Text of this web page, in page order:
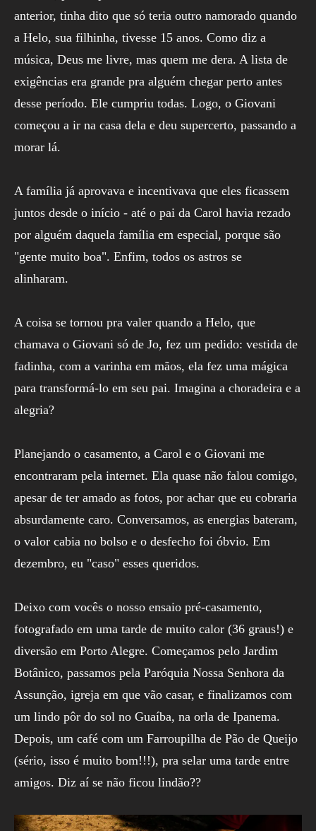
anterior, tinha dito que só teria outro namorado quando
a Helo, sua filhinha, tivesse 15 anos. Como diz a
música, Deus me livre, mas quem me dera. A lista de
exigências era grande pra alguém chegar perto antes
desse período. Ele cumpriu todas. Logo, o Giovani
começou a ir na casa dela e deu supercerto, passando a
morar lá.
A família já aprovava e incentivava que eles ficassem
juntos desde o início - até o pai da Carol havia rezado
por alguém daquela família em especial, porque são
"gente muito boa". Enfim, todos os astros se
alinharam.
A coisa se tornou pra valer quando a Helo, que
chamava o Giovani só de Jo, fez um pedido: vestida de
fadinha, com a varinha em mãos, ela fez uma mágica
para transformá-lo em seu pai. Imagina a choradeira e a
alegria?
Planejando o casamento, a Carol e o Giovani me
encontraram pela internet. Ela quase não falou comigo,
apesar de ter amado as fotos, por achar que eu cobraria
absurdamente caro. Conversamos, as energias bateram,
o valor cabia no bolso e o desfecho foi óbvio. Em
dezembro, eu "caso" esses queridos.
Deixo com vocês o nosso ensaio pré-casamento,
fotografado em uma tarde de muito calor (36 graus!) e
diversão em Porto Alegre. Começamos pelo Jardim
Botânico, passamos pela Paróquia Nossa Senhora da
Assunção, igreja em que vão casar, e finalizamos com
um lindo pôr do sol no Guaíba, na orla de Ipanema.
Depois, um café com um Farroupilha de Pão de Queijo
(sério, isso é muito bom!!!), pra selar uma tarde entre
amigos. Diz aí se não ficou lindão??